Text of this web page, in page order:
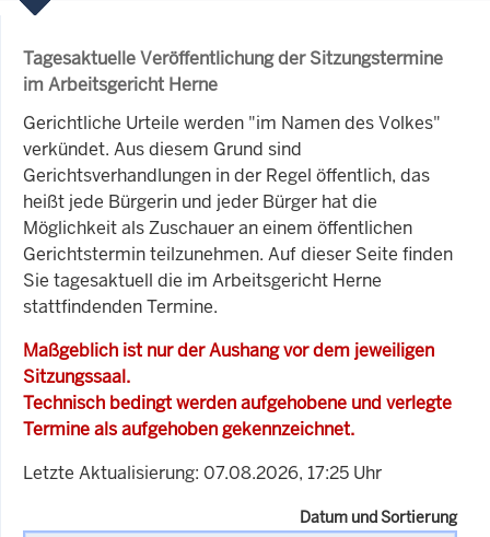
Tagesaktuelle Veröffentlichung der Sitzungstermine
im Arbeitsgericht Herne
Gerichtliche Urteile werden "im Namen des Volkes"
verkündet. Aus diesem Grund sind
Gerichtsverhandlungen in der Regel öffentlich, das
heißt jede Bürgerin und jeder Bürger hat die
Möglichkeit als Zuschauer an einem öffentlichen
Gerichtstermin teilzunehmen. Auf dieser Seite finden
Sie tagesaktuell die im Arbeitsgericht Herne
stattfindenden Termine.
Maßgeblich ist nur der Aushang vor dem jeweiligen
Sitzungssaal.
Technisch bedingt werden aufgehobene und verlegte
Termine als aufgehoben gekennzeichnet.
Letzte Aktualisierung: 07.08.2026, 17:25 Uhr
Datum und Sortierung